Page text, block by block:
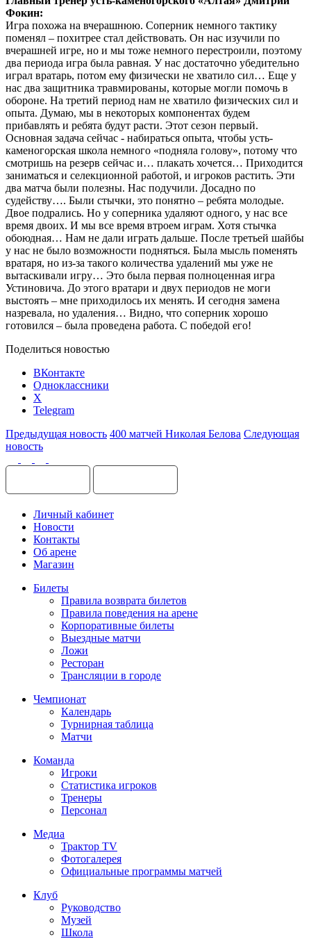
Фокин:
Игра похожа на вчерашнюю. Соперник немного тактику
поменял – похитрее стал действовать. Он нас изучили по
вчерашней игре, но и мы тоже немного перестроили, поэтому
два периода игра была равная. У нас достаточно убедительно
играл вратарь, потом ему физически не хватило сил… Еще у
нас два защитника травмированы, которые могли помочь в
обороне. На третий период нам не хватило физических сил и
опыта. Думаю, мы в некоторых компонентах будем
прибавлять и ребята будут расти. Этот сезон первый.
Основная задача сейчас - набираться опыта, чтобы усть-
каменогорская школа немного «подняла голову», потому что
смотришь на резерв сейчас и… плакать хочется… Приходится
заниматься и селекционной работой, и игроков растить. Эти
два матча были полезны. Нас подучили. Досадно по
судейству…. Были стычки, это понятно – ребята молодые.
Двое подрались. Но у соперника удаляют одного, у нас все
время двоих. И мы все время втроем играм. Хотя стычка
обоюдная… Нам не дали играть дальше. После третьей шайбы
у нас не было возможности подняться. Была мысль поменять
вратаря, но из-за такого количества удалений мы уже не
вытаскивали игру… Это была первая полноценная игра
Устиновича. До этого вратари и двух периодов не моги
выстоять – мне приходилось их менять. И сегодня замена
назревала, но удаления… Видно, что соперник хорошо
готовился – была проведена работа. С победой его!
Поделиться новостью
ВКонтакте
Одноклассники
X
Telegram
Предыдущая новость 400 матчей Николая Белова Следующая
новость
Личный кабинет
Новости
Контакты
Об арене
Магазин
Билеты
Правила возврата билетов
Правила поведения на арене
Корпоративные билеты
Выездные матчи
Ложи
Ресторан
Трансляции в городе
Чемпионат
Календарь
Турнирная таблица
Матчи
Команда
Игроки
Статистика игроков
Тренеры
Персонал
Медиа
Трактор TV
Фотогалерея
Официальные программы матчей
Клуб
Руководство
Музей
Школа